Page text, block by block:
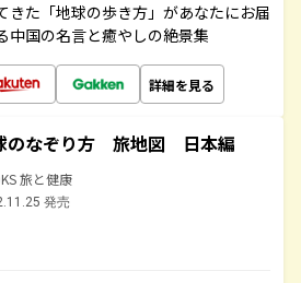
きた「地球の歩き方」があなたにお届
中国の名言と癒やしの絶景集
詳細を見る
のなぞり方 旅地図 日本編
旅と健康
発売